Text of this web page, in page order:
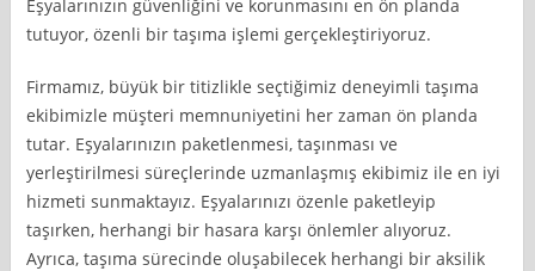
Eşyalarınızın güvenliğini ve korunmasını en ön planda
tutuyor, özenli bir taşıma işlemi gerçekleştiriyoruz.
Firmamız, büyük bir titizlikle seçtiğimiz deneyimli taşıma
ekibimizle müşteri memnuniyetini her zaman ön planda
tutar. Eşyalarınızın paketlenmesi, taşınması ve
yerleştirilmesi süreçlerinde uzmanlaşmış ekibimiz ile en iyi
hizmeti sunmaktayız. Eşyalarınızı özenle paketleyip
taşırken, herhangi bir hasara karşı önlemler alıyoruz.
Ayrıca, taşıma sürecinde oluşabilecek herhangi bir aksilik